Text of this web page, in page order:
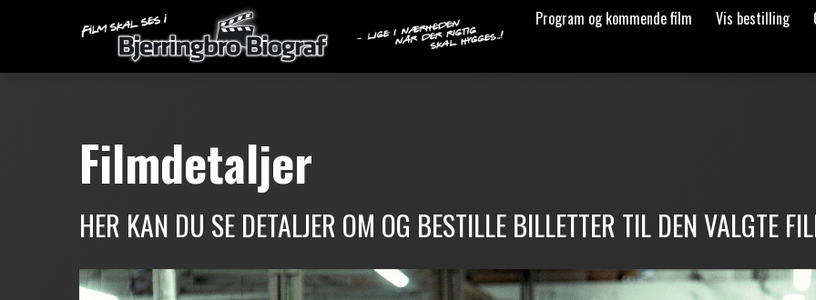
Program og kommende film Vis bestilling